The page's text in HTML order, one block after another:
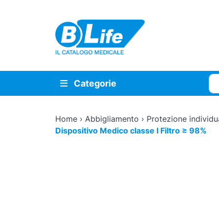
Vai al contenuto principale
Categorie
Home› Abbigliamento › Protezione
Dispositivo Medico classe I Filtro ≥ 98%